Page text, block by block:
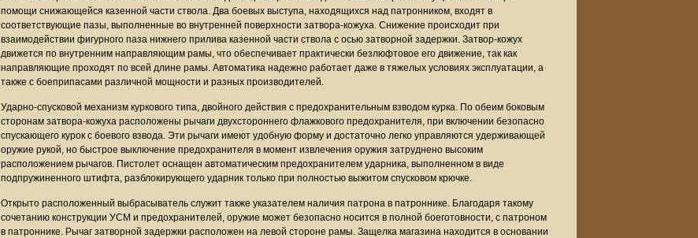
помощи снижающейся казенной части ствола. Два боевых выступа, находящихся над патронником, входят в
соответствующие пазы, выполненные во внутренней поверхности затвора-кожуха. Снижение происходит при
взаимодействии фигурного паза нижнего прилива казенной части ствола с осью затворной задержки. Затвор-кожух
движется по внутренним направляющим рамы, что обеспечивает практически безлюфтовое его движение, так как
направляющие проходят по всей длине рамы. Автоматика надежно работает даже в тяжелых условиях эксплуатации, а
также с боеприпасами различной мощности и разных производителей.
Ударно-спусковой механизм куркового типа, двойного действия с предохранительным взводом курка. По обеим боковым
сторонам затвора-кожуха расположены рычаги двухстороннего флажкового предохранителя, при включении безопасно
спускающего курок с боевого взвода. Эти рычаги имеют удобную форму и достаточно легко управляются удерживающей
оружие рукой, но быстрое выключение предохранителя в момент извлечения оружия затруднено высоким
расположением рычагов. Пистолет оснащен автоматическим предохранителем ударника, выполненном в виде
подпружиненного штифта, разблокирующего ударник только при полностью выжитом спусковом крючке.
Открыто расположенный выбрасыватель служит также указателем наличия патрона в патроннике. Благодаря такому
сочетанию конструкции УСМ и предохранителей, оружие может безопасно носится в полной боеготовности, с патроном
в патроннике. Рычаг затворной задержки расположен на левой стороне рамы. Защелка магазина находится в основании